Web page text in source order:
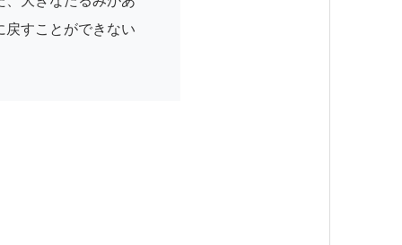
戻すことができない